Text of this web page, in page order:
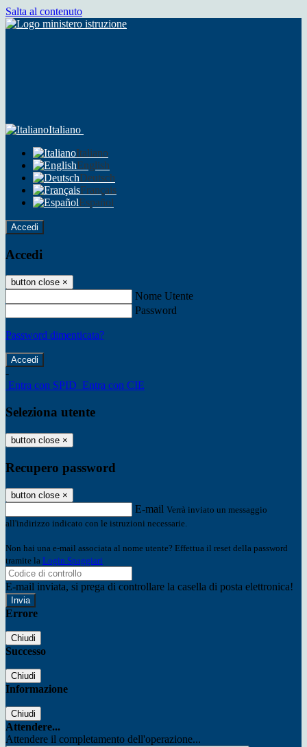
Salta al contenuto
Italiano
Italiano
English
Deutsch
Français
Español
Accedi
Accedi
button close ×
Nome Utente
Password
Password dimenticata?
-
Entra con SPID Entra con CIE
Seleziona utente
button close ×
Recupero password
button close ×
E-mail Verrà inviato un messaggio
all'indirizzo indicato con le istruzioni necessarie.
Non hai una e-mail associata al nome utente? Effettua il reset della password
tramite la Login Spaggiari
E-mail inviata, si prega di controllare la casella di posta elettronica!
Errore
Chiudi
Successo
Chiudi
Informazione
Chiudi
Attendere...
Attendere il completamento dell'operazione...